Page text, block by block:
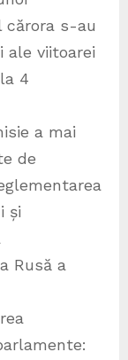
cărora s-au
ale viitoarei
4
a mai
de
și
Rusă a